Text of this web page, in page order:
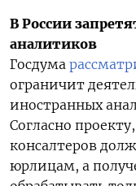
В России
аналитиков
Госдума
ограничит
иностранных
Согласно
консалтеров
юрлицам, а